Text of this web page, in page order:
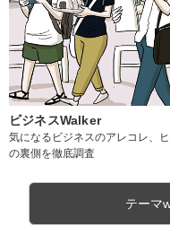
ビジネスWalker
気になるビジネスのアレコレ、ヒ
の裏側を徹底調査
テーマ